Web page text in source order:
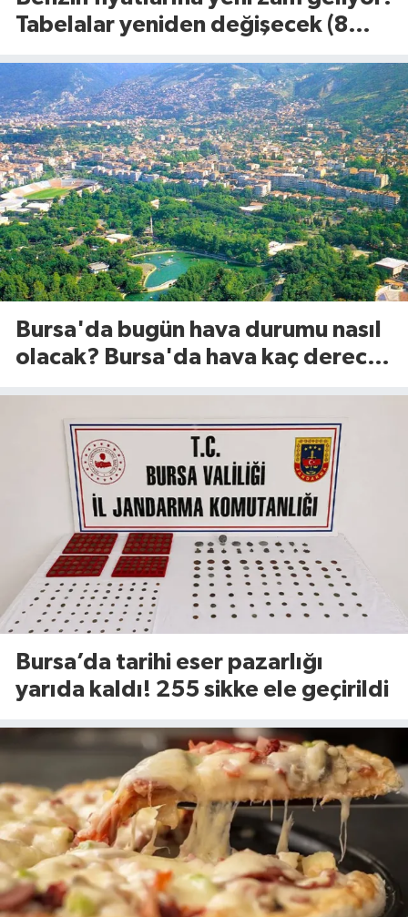
Tabelalar yeniden değişecek (8
Bursa'da bugün hava durumu nasıl
olacak? Bursa'da hava kaç derece?
Bursa’da tarihi eser pazarlığı
yarıda kaldı! 255 sikke ele geçirildi